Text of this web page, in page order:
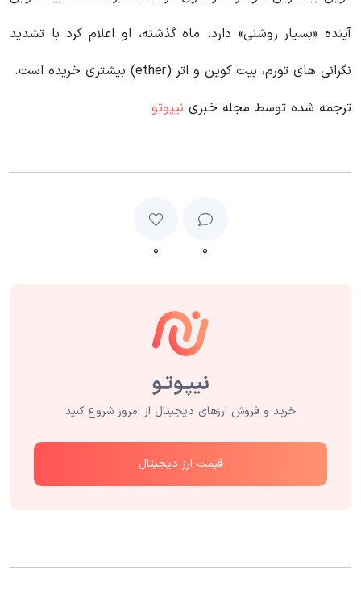
آینده «بسیار روشنی» دارد. ماه گذشته، او اعلام کرد با تشدید
نگرانی های تورم، بیت کوین و اتر (ether) بیشتری خریده است.
ترجمه شده توسط مجله خبری نیپوتو
۰ ۰
خرید و فروش ارزهای دیجیتال از امروز شروع کنید
قیمت ارز دیجیتال